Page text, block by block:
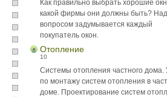
Как правильно выбрать хорошие
какой фирмы они должны быть?
вопросом задумывается каждый
покупатель окон.
Отопление
10
Системы отопления частного дома.
по монтажу систем отопления в
доме. Проектирование систем